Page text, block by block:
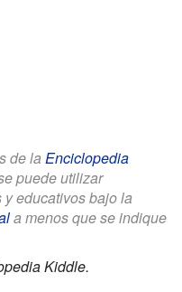
de la Enciclopedia
puede utilizar
educativos bajo la
a menos que se indique
Kiddle.